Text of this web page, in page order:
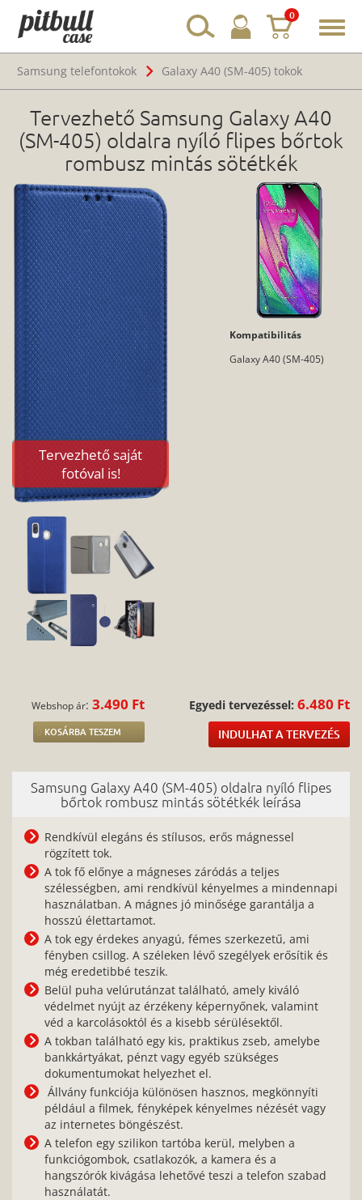
0
Samsung telefontokok
Galaxy A40 (SM-405) tokok
Tervezhető Samsung Galaxy A40
(SM-405) oldalra nyíló flipes bőrtok
rombusz mintás sötétkék
Tervezhető saját
fotóval is!
Kompatibilitás
Galaxy A40 (SM-405)
Webshop ár:3.490 Ft
KOSÁRBA TESZEM
Egyedi tervezéssel: 6.480 Ft
INDULHAT A TERVEZÉS
Samsung Galaxy A40 (SM-405) oldalra nyíló flipes
bőrtok rombusz mintás sötétkék leírása
Rendkívül elegáns és stílusos, erős mágnessel
rögzített tok.
A tok fő előnye a mágneses záródás a teljes
szélességben, ami rendkívül kényelmes a mindennapi
használatban. A mágnes jó minősége garantálja a
hosszú élettartamot.
A tok egy érdekes anyagú, fémes szerkezetű, ami
fényben csillog. A széleken lévő szegélyek erősítik és
még eredetibbé teszik.
Belül puha velúrutánzat található, amely kiváló
védelmet nyújt az érzékeny képernyőnek, valamint
véd a karcolásoktól és a kisebb sérülésektől.
A tokban található egy kis, praktikus zseb, amelybe
bankkártyákat, pénzt vagy egyéb szükséges
dokumentumokat helyezhet el.
Állvány funkciója különösen hasznos, megkönnyíti
például a filmek, fényképek kényelmes nézését vagy
az internetes böngészést.
A telefon egy szilikon tartóba kerül, melyben a
funkciógombok, csatlakozók, a kamera és a
hangszórók kivágása lehetővé teszi a telefon szabad
használatát.